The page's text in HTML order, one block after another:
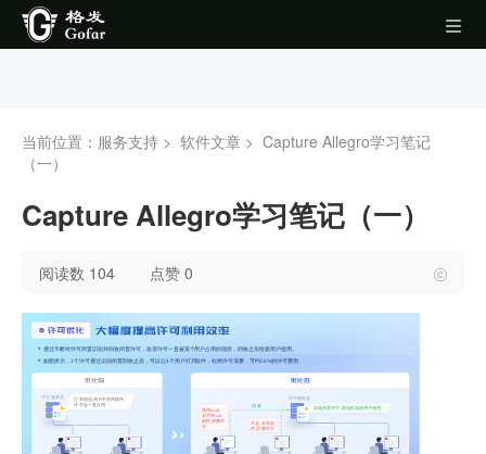
当前位置：服务支持 > 软件文章 > Capture Allegro学习笔记
（一）
Capture Allegro学习笔记（一）
阅读数 104 点赞 0